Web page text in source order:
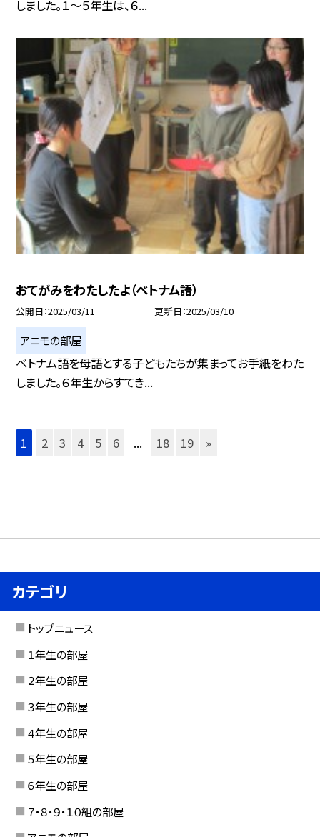
しました。１〜５年生は、６...
おてがみをわたしたよ（ベトナム語）
公開日 2025/03/11 更新日 2025/03/10
アニモの部屋
ベトナム語を母語とする子どもたちが集まってお手紙をわた
しました。６年生からすてき...
1 2 3 4 5 6 ... 18 19 »
カテゴリ
トップニュース
１年生の部屋
２年生の部屋
３年生の部屋
４年生の部屋
５年生の部屋
６年生の部屋
７・８・９・１０組の部屋